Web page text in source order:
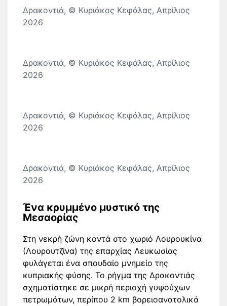
Δρακοντιά, © Κυριάκος Κεφάλας, Απρίλιος
2026
Δρακοντιά, © Κυριάκος Κεφάλας, Απρίλιος
2026
Δρακοντιά, © Κυριάκος Κεφάλας, Απρίλιος
2026
Δρακοντιά, © Κυριάκος Κεφάλας, Απρίλιος
2026
Ένα κρυμμένο μυστικό της
Μεσαορίας
Στη νεκρή ζώνη κοντά στο χωριό Λουρουκίνα
(Λουρουτζίνα) της επαρχίας Λευκωσίας
φυλάγεται ένα σπουδαίο μνημείο της
κυπριακής φύσης. Το ρήγμα της Δρακοντιάς
σχηματίστηκε σε μικρή περιοχή γυψούχων
πετρωμάτων, περίπου 2 km βορειοανατολικά